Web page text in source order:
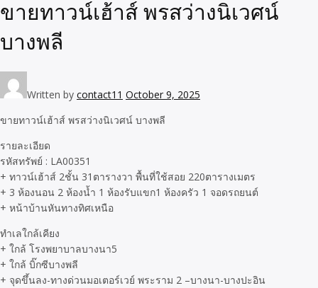
ขายทาวน์เฮ้าส์ พรสว่างนิเวศน์
บางพลี
Written by contact11 October 9, 2025
ขายทาวน์เฮ้าส์ พรสว่างนิเวศน์ บางพลี
รายละเอียด
รหัสทรัพย์ : LA00351
+ ทาวน์เฮ้าส์ 2ชั้น 31ตารางวา พื้นที่ใช้สอย 220ตารางเมตร
+ 3 ห้องนอน 2 ห้องน้ำ 1 ห้องรับแขก1 ห้องครัว 1 จอดรถยนต์
+ หน้าบ้านหันทางทิศเหนือ
ทำเลใกล้เคียง
+ ใกล้ โรงพยาบาลบางนา5
+ ใกล้ บิ๊กซีบางพลี
+ จุดขึ้นลง-ทางด่วนมอเตอร์เวย์ พระราม 2 –บางนา-บางปะอิน